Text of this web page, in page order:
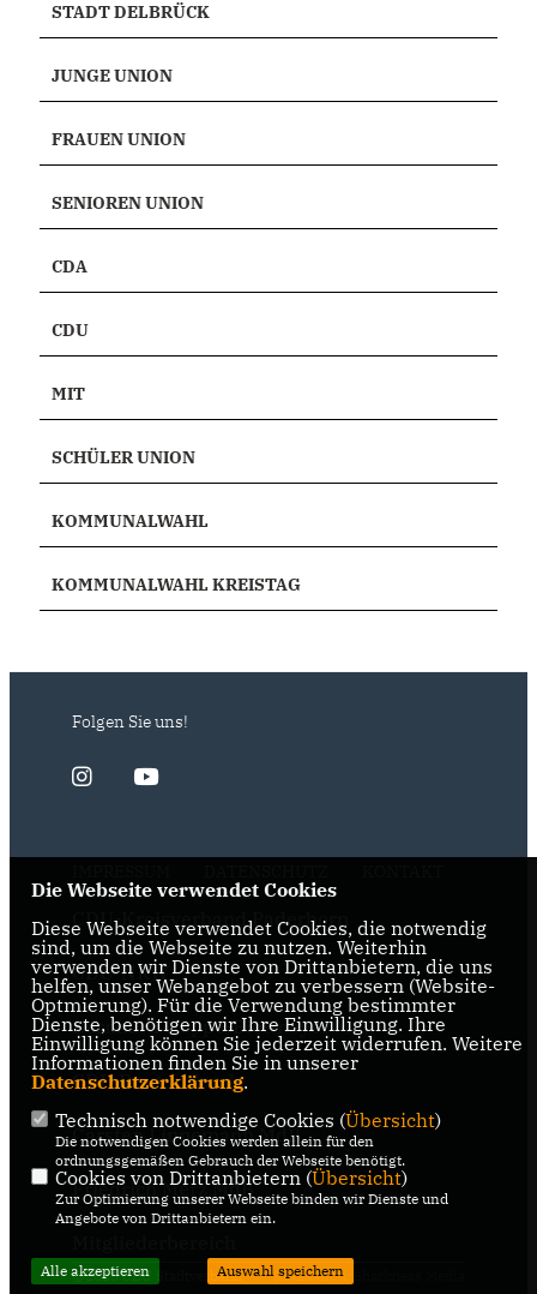
STADT DELBRÜCK
JUNGE UNION
FRAUEN UNION
SENIOREN UNION
CDA
CDU
MIT
SCHÜLER UNION
KOMMUNALWAHL
KOMMUNALWAHL KREISTAG
Folgen Sie uns!
CDU-Kreisverband Paderborn
CDU-NRW
Bernhard Hoppe-Biermeyer MdL
CDU Deutschlands
Carsten Linnemann MdB
Friedrich Merz MdB
@2026 CDU Stadtverband
Realisation: Sharkness Media
Die Webseite verwendet Cookies
Diese Webseite verwendet Cookies, die notwendig
sind, um die Webseite zu nutzen. Weiterhin
verwenden wir Dienste von Drittanbietern, die uns
helfen, unser Webangebot zu verbessern (Website-
Optmierung). Für die Verwendung bestimmter
Dienste, benötigen wir Ihre Einwilligung. Ihre
Einwilligung können Sie jederzeit widerrufen. Weitere
Informationen finden Sie in unserer
Datenschutzerklärung.
Technisch notwendige Cookies (Übersicht)
Die notwendigen Cookies werden allein für den
ordnungsgemäßen Gebrauch der Webseite benötigt.
Cookies von Drittanbietern (Übersicht)
Zur Optimierung unserer Webseite binden wir Dienste und
Angebote von Drittanbietern ein.
Alle akzeptieren Auswahl speichern